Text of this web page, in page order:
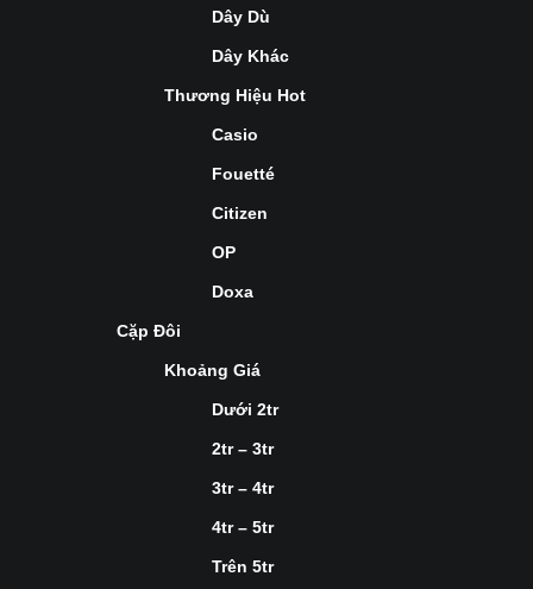
Dây Dù
Dây Khác
Thương Hiệu Hot
Casio
Fouetté
Citizen
OP
Doxa
Cặp Đôi
Khoảng Giá
Dưới 2tr
2tr – 3tr
3tr – 4tr
4tr – 5tr
Trên 5tr